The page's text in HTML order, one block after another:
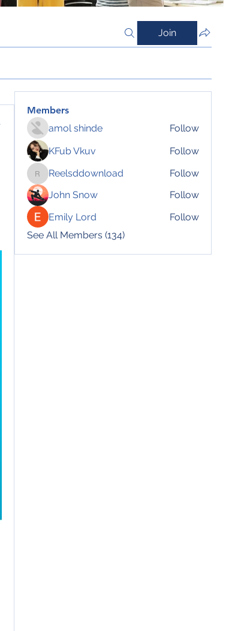
Join
Members
amol shinde
Follow
KFub Vkuv
Follow
Reelsddownload
Reelsddownload
Follow
John Snow
Follow
Emily Lord
Follow
See All Members (134)